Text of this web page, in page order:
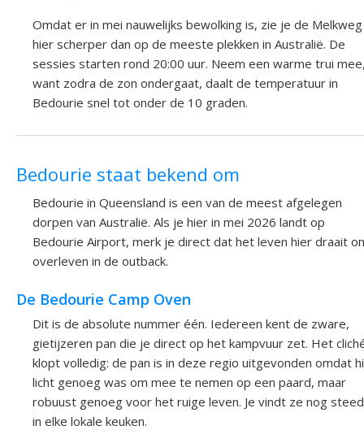
Omdat er in mei nauwelijks bewolking is, zie je de Melkweg
hier scherper dan op de meeste plekken in Australië. De
sessies starten rond 20:00 uur. Neem een warme trui
want zodra de zon ondergaat, daalt de temperatuur in
Bedourie snel tot onder de 10 graden.
Bedourie staat bekend om
Bedourie in Queensland is een van de meest afgelegen
dorpen van Australië. Als je hier in mei 2026 landt op
Bedourie Airport, merk je direct dat het leven hier draait
overleven in de outback.
De Bedourie Camp Oven
Dit is de absolute nummer één. Iedereen kent de zware,
gietijzeren pan die je direct op het kampvuur zet. Het
klopt volledig: de pan is in deze regio uitgevonden omdat
licht genoeg was om mee te nemen op een paard, maar
robuust genoeg voor het ruige leven. Je vindt ze nog
in elke lokale keuken.